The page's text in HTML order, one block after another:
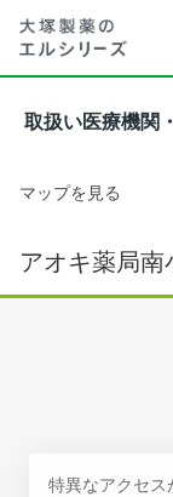
取扱い医療機関
マップを見る
アオキ薬局南
特異なアクセス